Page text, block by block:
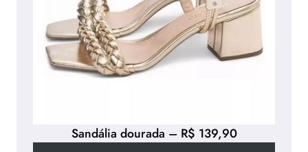
Sandália dourada – R$ 139,90